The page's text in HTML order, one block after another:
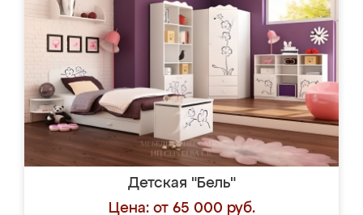
Детская "Бель"
Цена: от 65 000 руб.